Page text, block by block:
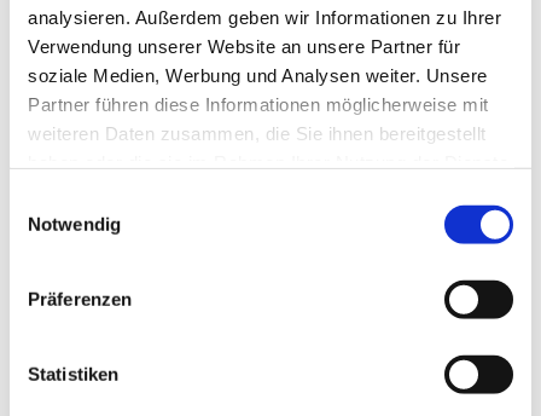
analysieren. Außerdem geben wir Informationen zu Ihrer
Verwendung unserer Website an unsere Partner für
soziale Medien, Werbung und Analysen weiter. Unsere
Partner führen diese Informationen möglicherweise mit
weiteren Daten zusammen, die Sie ihnen bereitgestellt
Notwendig
Präferenzen
Statistiken
Georgien hat sich zu einem der beliebtesten
Studienziele
für internationale Studierende entwickelt, die Medizin oder
Zahnmedizin in Europa studieren möchten. Mit
englischsprachigen Studiengängen bietet Georgien
hervorragende Voraussetzungen für den Start in eine